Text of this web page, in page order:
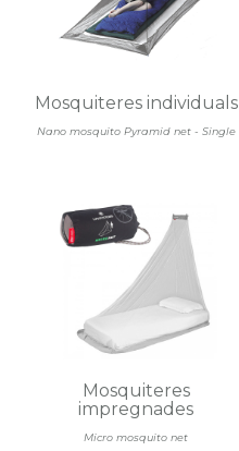
Nano mosquito Pyramid net - Single
Mosquiteres individuals
Micro mosquito net
Mosquiteres
impregnades